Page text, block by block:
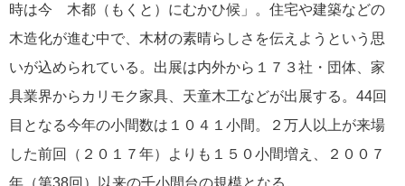
時は今 木都（もくと）にむかひ候」。住宅や建築などの
木造化が進む中で、木材の素晴らしさを伝えようという思
いが込められている。出展は内外から１７３社・団体、家
具業界からカリモク家具、天童木工などが出展する。44回
目となる今年の小間数は１０４１小間。２万人以上が来場
した前回（２０１７年）よりも１５０小間増え、２００７
年（第38回）以来の千小間台の規模となる。